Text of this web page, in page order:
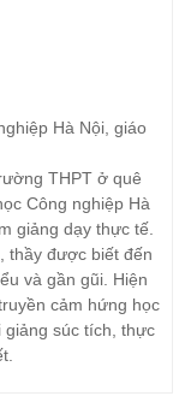
Hà Nội, giáo
THPT ở quê
Công nghiệp Hà
giảng dạy thực tế.
thầy được biết đến
và gần gũi. Hiện
cảm hứng học
giảng súc tích, thực